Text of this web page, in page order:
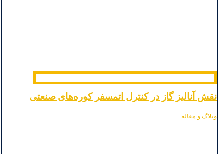
نقش آنالیز گاز در کنترل اتمسفر کوره‌های صنعتی
وبلاگ و مقاله